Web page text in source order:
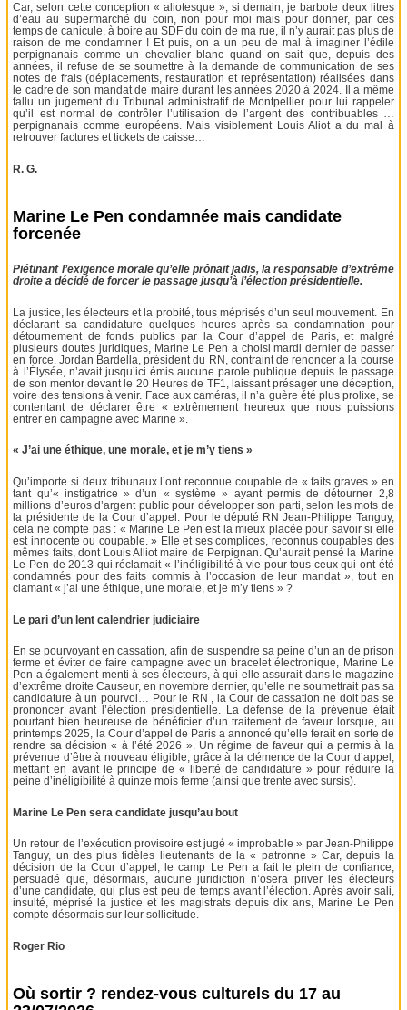
Car, selon cette conception « aliotesque », si demain, je barbote deux litres
d’eau au supermarché du coin, non pour moi mais pour donner, par ces
temps de canicule, à boire au SDF du coin de ma rue, il n’y aurait pas plus de
raison de me condamner ! Et puis, on a un peu de mal à imaginer l’édile
perpignanais comme un chevalier blanc quand on sait que, depuis des
années, il refuse de se soumettre à la demande de communication de ses
notes de frais (déplacements, restauration et représentation) réalisées dans
le cadre de son mandat de maire durant les années 2020 à 2024. Il a même
fallu un jugement du Tribunal administratif de Montpellier pour lui rappeler
qu’il est normal de contrôler l’utilisation de l’argent des contribuables …
perpignanais comme européens. Mais visiblement Louis Aliot a du mal à
retrouver factures et tickets de caisse…
R. G.
Marine Le Pen condamnée mais candidate
forcenée
Piétinant l’exigence morale qu’elle prônait jadis, la responsable d’extrême
droite a décidé de forcer le passage jusqu’à l’élection présidentielle.
La justice, les électeurs et la probité, tous méprisés d’un seul mouvement. En
déclarant sa candidature quelques heures après sa condamnation pour
détournement de fonds publics par la Cour d’appel de Paris, et malgré
plusieurs doutes juridiques, Marine Le Pen a choisi mardi dernier de passer
en force. Jordan Bardella, président du RN, contraint de renoncer à la course
à l’Élysée, n’avait jusqu’ici émis aucune parole publique depuis le passage
de son mentor devant le 20 Heures de TF1, laissant présager une déception,
voire des tensions à venir. Face aux caméras, il n’a guère été plus prolixe, se
contentant de déclarer être « extrêmement heureux que nous puissions
entrer en campagne avec Marine ».
« J’ai une éthique, une morale, et je m’y tiens »
Qu’importe si deux tribunaux l’ont reconnue coupable de « faits graves » en
tant qu’« instigatrice » d’un « système » ayant permis de détourner 2,8
millions d’euros d’argent public pour développer son parti, selon les mots de
la présidente de la Cour d’appel. Pour le député RN Jean-Philippe Tanguy,
cela ne compte pas : « Marine Le Pen est la mieux placée pour savoir si elle
est innocente ou coupable. » Elle et ses complices, reconnus coupables des
mêmes faits, dont Louis Alliot maire de Perpignan. Qu’aurait pensé la Marine
Le Pen de 2013 qui réclamait « l’inéligibilité à vie pour tous ceux qui ont été
condamnés pour des faits commis à l’occasion de leur mandat », tout en
clamant « j’ai une éthique, une morale, et je m’y tiens » ?
Le pari d’un lent calendrier judiciaire
En se pourvoyant en cassation, afin de suspendre sa peine d’un an de prison
ferme et éviter de faire campagne avec un bracelet électronique, Marine Le
Pen a également menti à ses électeurs, à qui elle assurait dans le magazine
d’extrême droite Causeur, en novembre dernier, qu’elle ne soumettrait pas sa
candidature à un pourvoi… Pour le RN , la Cour de cassation ne doit pas se
prononcer avant l’élection présidentielle. La défense de la prévenue était
pourtant bien heureuse de bénéficier d’un traitement de faveur lorsque, au
printemps 2025, la Cour d’appel de Paris a annoncé qu’elle ferait en sorte de
rendre sa décision « à l’été 2026 ». Un régime de faveur qui a permis à la
prévenue d’être à nouveau éligible, grâce à la clémence de la Cour d’appel,
mettant en avant le principe de « liberté de candidature » pour réduire la
peine d’inéligibilité à quinze mois ferme (ainsi que trente avec sursis).
Marine Le Pen sera candidate jusqu’au bout
Un retour de l’exécution provisoire est jugé « improbable » par Jean-Philippe
Tanguy, un des plus fidèles lieutenants de la « patronne » Car, depuis la
décision de la Cour d’appel, le camp Le Pen a fait le plein de confiance,
persuadé que, désormais, aucune juridiction n’osera priver les électeurs
d’une candidate, qui plus est peu de temps avant l’élection. Après avoir sali,
insulté, méprisé la justice et les magistrats depuis dix ans, Marine Le Pen
compte désormais sur leur sollicitude.
Roger Rio
Où sortir ? rendez-vous culturels du 17 au